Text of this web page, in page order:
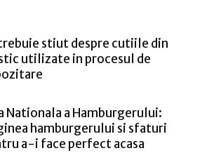
stiut despre cutiile din
utilizate in procesul de
Nationala a Hamburgerului:
hamburgerului si sfaturi
a-i face perfect acasa